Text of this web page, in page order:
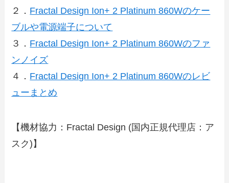
２． Fractal Design Ion+ 2 Platinum 860Wのケー
ブルや電源端子について
３． Fractal Design Ion+ 2 Platinum 860Wのファ
ンノイズ
４． Fractal Design Ion+ 2 Platinum 860Wのレビ
ューまとめ
【機材協力：Fractal Design (国内正規代理店：ア
スク)】